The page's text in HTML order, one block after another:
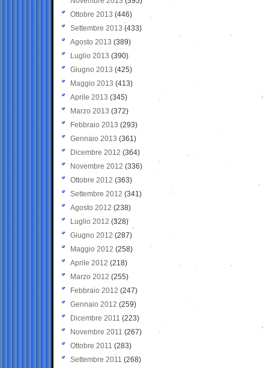
Ottobre 2013 (446)
Settembre 2013 (433)
Agosto 2013 (389)
Luglio 2013 (390)
Giugno 2013 (425)
Maggio 2013 (413)
Aprile 2013 (345)
Marzo 2013 (372)
Febbraio 2013 (293)
Gennaio 2013 (361)
Dicembre 2012 (364)
Novembre 2012 (336)
Ottobre 2012 (363)
Settembre 2012 (341)
Agosto 2012 (238)
Luglio 2012 (328)
Giugno 2012 (287)
Maggio 2012 (258)
Aprile 2012 (218)
Marzo 2012 (255)
Febbraio 2012 (247)
Gennaio 2012 (259)
Dicembre 2011 (223)
Novembre 2011 (267)
Ottobre 2011 (283)
Settembre 2011 (268)